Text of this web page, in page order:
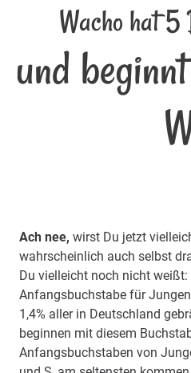
Wacho hat 5
und
Ach nee, wirst Du jetzt
wahrscheinlich auch selbst
Du vielleicht noch nicht
Anfangsbuchstabe für
1,4% aller in Deutschland
beginnen mit diesem
Anfangsbuchstaben von